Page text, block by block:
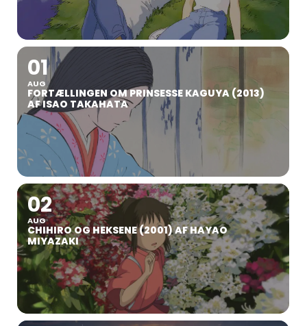
01
AUG
FORTÆLLINGEN OM PRINSESSE KAGUYA (2013)
AF ISAO TAKAHATA
02
AUG
CHIHIRO OG HEKSENE (2001) AF HAYAO
MIYAZAKI